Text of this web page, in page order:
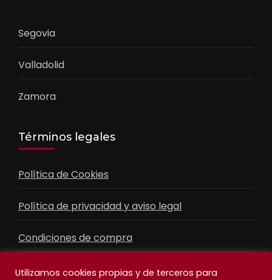
Segovia
Valladolid
Zamora
Términos legales
Política de Cookies
Política de privacidad y aviso legal
Condiciones de compra
Contacto
Utilizamos cookies propias y de terceros para